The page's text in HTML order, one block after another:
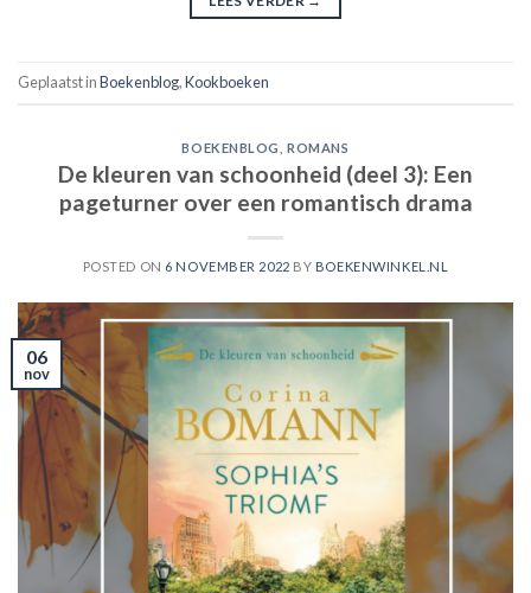
Geplaatst inBoekenblog,Kookboeken
BOEKENBLOG ,ROMANS
De kleuren van schoonheid (deel 3): Een
pageturner over een romantisch drama
POSTED ON 6 NOVEMBER 2022 BY BOEKENWINKEL.NL
06
nov